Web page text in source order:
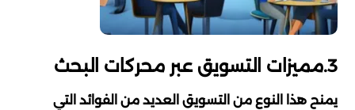
3.مميزات التسويق عبر محركات البحث
يمنح هذا النوع من التسويق العديد من الفوائد التي